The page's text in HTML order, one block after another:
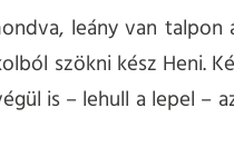
leány van talpon
szökni kész Heni.
is – lehull a lepel –